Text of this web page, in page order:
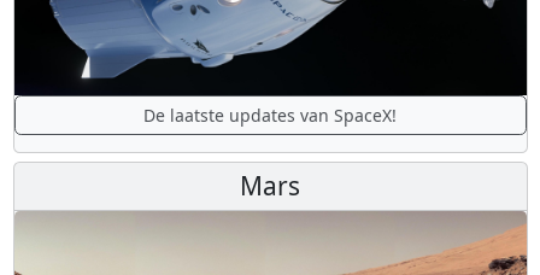
De laatste updates van SpaceX!
Mars